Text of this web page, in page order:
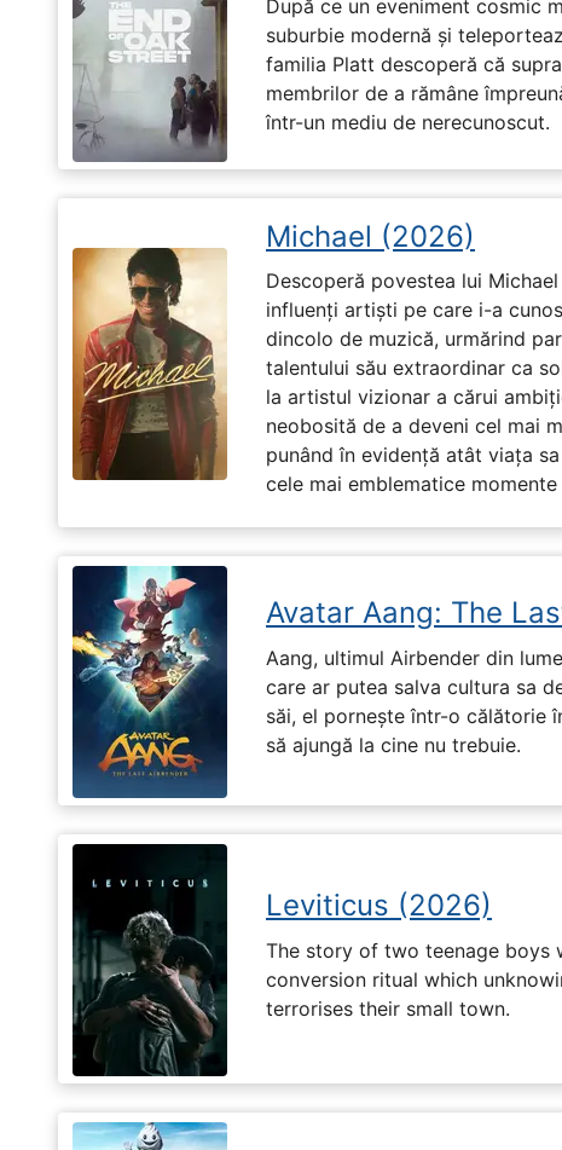
După ce un eveniment cosmic
suburbie modernă și
familia Platt descoperă că
membrilor de a rămâne
într-un mediu de nerecunoscut.
Michael (2026)
Descoperă povestea lui
influenți artiști pe care i-a
dincolo de muzică, urmărind
talentului său extraordinar ca
la artistul vizionar a cărui
neobosită de a deveni cel mai
punând în evidență atât viața
cele mai emblematice
Avatar Aang: The
Aang, ultimul Airbender din
care ar putea salva cultura sa
săi, el pornește într-o călătorie
să ajungă la cine nu trebuie.
Leviticus (2026)
The story of two teenage boys
conversion ritual which
terrorises their small town.